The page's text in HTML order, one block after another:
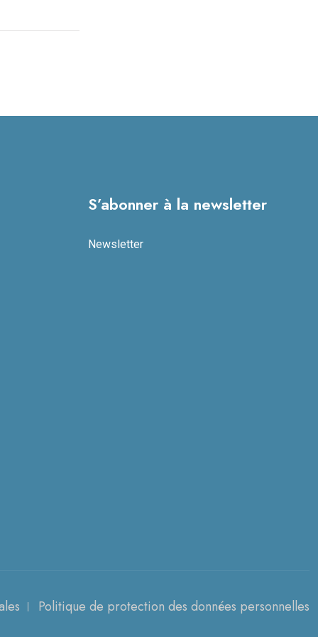
S’abonner à la newsletter
Newsletter
Politique de protection des données personnelles